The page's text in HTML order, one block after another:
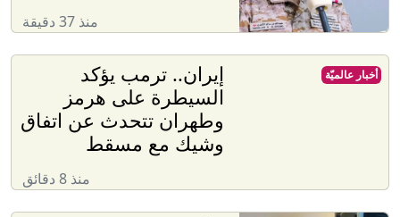
منذ 37 دقيقة
إيران.. ترمب يؤكد
السيطرة على هرمز
وطهران تتحدث عن اتفاق
وشيك مع مسقط
منذ 8 دقائق
أخبار عالميّة